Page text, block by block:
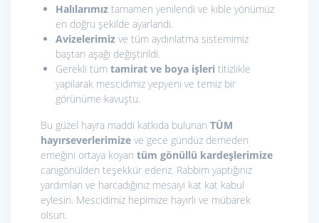
Halılarımız tamamen yenilendi ve kıble yönümüz
en doğru şekilde ayarlandı.
Avizelerimiz ve tüm aydınlatma sistemimiz
baştan aşağı değiştirildi.
Gerekli tüm tamirat ve boya işleri titizlikle
yapılarak mescidimiz yepyeni ve temiz bir
görünüme kavuştu.
Bu güzel hayra maddi katkıda bulunan TÜM
hayırseverlerimize ve gece gündüz demeden
emeğini ortaya koyan tüm gönüllü kardeşlerimize
canıgönülden teşekkür ederiz. Rabbim yaptığınız
yardımları ve harcadığınız mesaiyi kat kat kabul
eylesin. Mescidimiz hepimize hayırlı ve mübarek
olsun.